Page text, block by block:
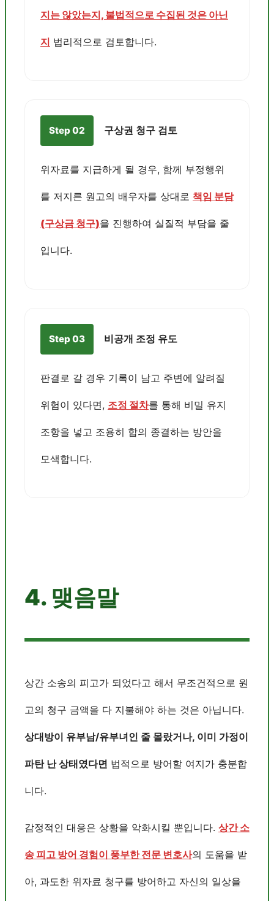
지는 않았는지, 불법적으로 수집된 것은 아닌
지 법리적으로 검토합니다.
Step 02 구상권 청구 검토
위자료를 지급하게 될 경우, 함께 부정행위
를 저지른 원고의 배우자를 상대로 책임 분담
(구상금 청구)을 진행하여 실질적 부담을 줄
입니다.
Step 03 비공개 조정 유도
판결로 갈 경우 기록이 남고 주변에 알려질
위험이 있다면, 조정 절차를 통해 비밀 유지
조항을 넣고 조용히 합의 종결하는 방안을
모색합니다.
4. 맺음말
상간 소송의 피고가 되었다고 해서 무조건적으로 원
고의 청구 금액을 다 지불해야 하는 것은 아닙니다.
상대방이 유부남/유부녀인 줄 몰랐거나, 이미 가정이
파탄 난 상태였다면 법적으로 방어할 여지가 충분합
니다.
감정적인 대응은 상황을 악화시킬 뿐입니다. 상간 소
송 피고 방어 경험이 풍부한 전문 변호사의 도움을 받
아, 과도한 위자료 청구를 방어하고 자신의 일상을